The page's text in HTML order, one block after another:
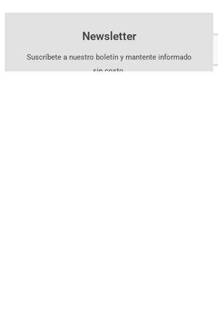
Newsletter
Suscríbete a nuestro boletín y mantente informado
sin costo.